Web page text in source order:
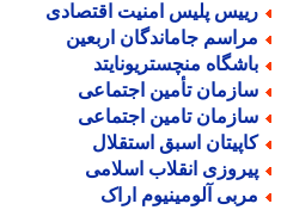
پلیس امنیت اقتصادی
جاماندگان اربعین
منچستریونایتد
تأمین اجتماعی
تامین اجتماعی
اسبق استقلال
انقلاب اسلامی
آلومینیوم اراک